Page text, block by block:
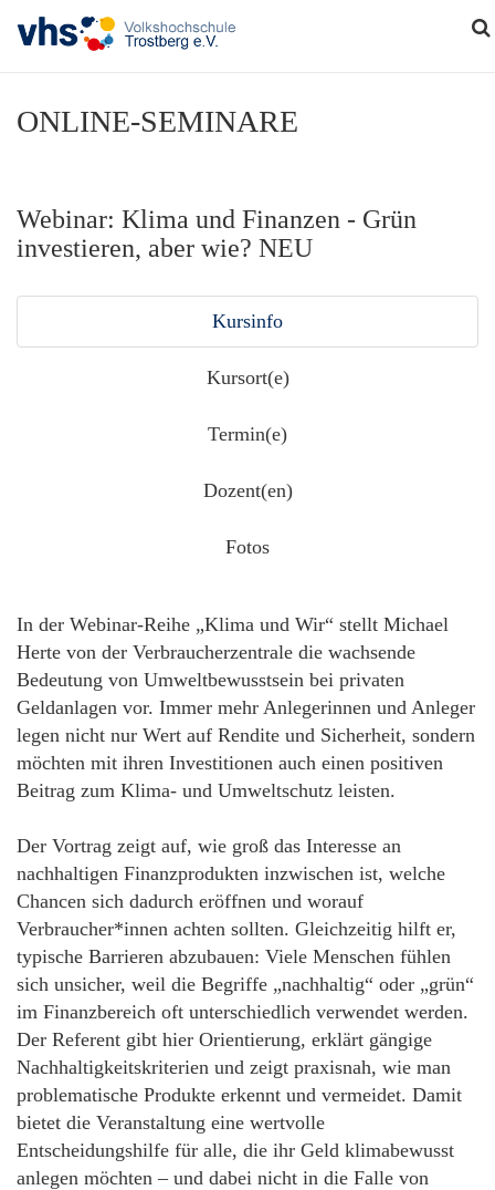
ONLINE-SEMINARE
Webinar: Klima und Finanzen - Grün
investieren, aber wie? NEU
Kursinfo
Kursort(e)
Termin(e)
Dozent(en)
Fotos
In der Webinar-Reihe „Klima und Wir“ stellt Michael
Herte von der Verbraucherzentrale die wachsende
Bedeutung von Umweltbewusstsein bei privaten
Geldanlagen vor. Immer mehr Anlegerinnen und Anleger
legen nicht nur Wert auf Rendite und Sicherheit, sondern
möchten mit ihren Investitionen auch einen positiven
Beitrag zum Klima- und Umweltschutz leisten.
Der Vortrag zeigt auf, wie groß das Interesse an
nachhaltigen Finanzprodukten inzwischen ist, welche
Chancen sich dadurch eröffnen und worauf
Verbraucher*innen achten sollten. Gleichzeitig hilft er,
typische Barrieren abzubauen: Viele Menschen fühlen
sich unsicher, weil die Begriffe „nachhaltig“ oder „grün“
im Finanzbereich oft unterschiedlich verwendet werden.
Der Referent gibt hier Orientierung, erklärt gängige
Nachhaltigkeitskriterien und zeigt praxisnah, wie man
problematische Produkte erkennt und vermeidet. Damit
bietet die Veranstaltung eine wertvolle
Entscheidungshilfe für alle, die ihr Geld klimabewusst
anlegen möchten – und dabei nicht in die Falle von